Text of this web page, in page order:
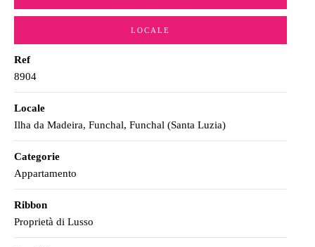
LOCALE
Ref
8904
Locale
Ilha da Madeira, Funchal, Funchal (Santa Luzia)
Categorie
Appartamento
Ribbon
Proprietà di Lusso